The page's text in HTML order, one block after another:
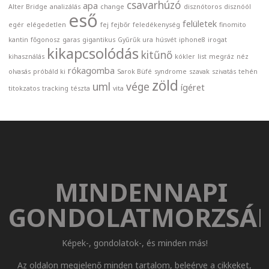
Alter Bridge analizálás apa change csavarhúzó disznótoros disznóól
egér elégedetlen eső fej fejbőr feledékenység felületek finomito
kantin főgonosz garas gigantikus Gyűrűk ura húsvét iphone8 irogat
kihasználás kikapcsolódás kitűnő kókler list megráz néz
olvasás próbáld ki rókagomba Sarok Büfé syndrome szavak szivatás tehén
titokzatos tracking tészta uml vita vége zöld ígéret
MINDENNAPI
Képek-, gondolatok-, és minden más!
Az oldalon megjelenő minden tartalom, beleérve a cikkeket,